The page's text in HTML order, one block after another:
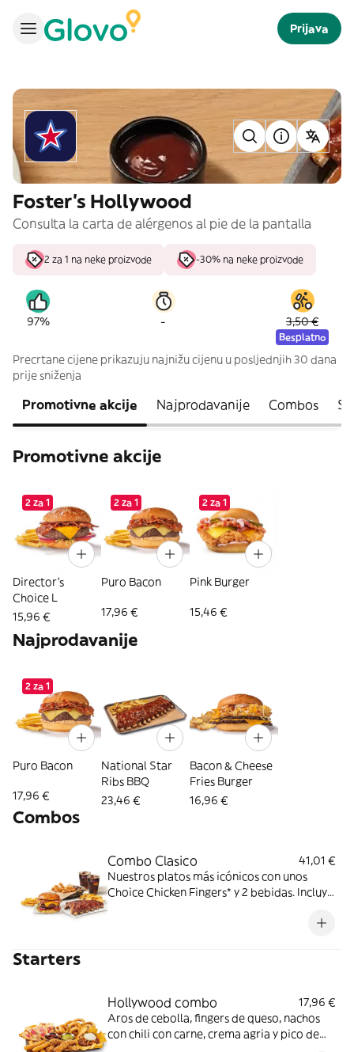
Prijava
Foster's Hollywood
Consulta la carta de alérgenos al pie de la pantalla
2 za 1 na neke proizvode -30% na neke proizvode
97% - 3,50 €
Besplatno
Precrtane cijene prikazuju najnižu cijenu u posljednjih 30 dana
prije sniženja
Promotivne akcije Najprodavanije Combos
Promotivne akcije
2 za 1
Director's
Choice L
15,96 €
2 za 1
Puro Bacon
17,96 €
2 za 1
Pink Burger
15,46 €
Najprodavanije
2 za 1
Puro Bacon
17,96 €
National Star
Ribs BBQ
23,46 €
Bacon & Cheese
Fries Burger
16,96 €
Combos
Combo Clasico
41,01 €
Nuestros platos más icónicos con unos
Choice Chicken Fingers* y 2 bebidas. Incluye
Perfecto para cena y película en casa. ¡DE
Starters
Hollywood combo
17,96 €
Aros de cebolla, fingers de queso, nachos
con chili con carne, crema agria y pico de